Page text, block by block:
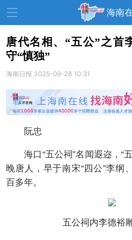
海南
资讯中心
教育 健康 房产
展会 走读海南 周末去哪儿
人才在线
唐代名相、“五公”之首
守“慎独”
海南日报 2025-09-28 10:31
阮忠
海口“五公祠”名闻遐迩，“
晚唐人，早于南宋“四公”李纲
百多年。
五公祠内李德裕雕